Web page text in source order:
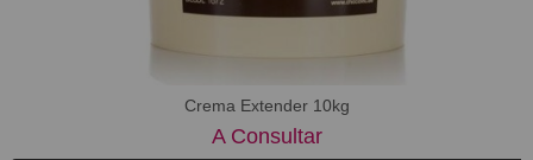
Crema Extender 10kg
A Consultar